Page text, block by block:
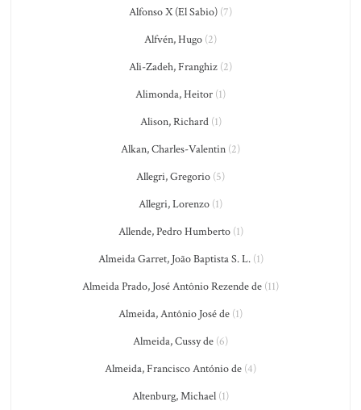
Alfonso X (El Sabio) (7)
Alfvén, Hugo (2)
Ali-Zadeh, Franghiz (2)
Alimonda, Heitor (1)
Alison, Richard(1)
Alkan, Charles-Valentin (2)
Allegri, Gregorio (5)
Allegri, Lorenzo (1)
Allende, Pedro Humberto(1)
Almeida Garret, João Baptista S. L.(1)
Almeida Prado, José Antônio Rezende de (11)
Almeida, Antônio José de (1)
Almeida, Cussy de (6)
Almeida, Francisco António de (4)
Altenburg, Michael (1)